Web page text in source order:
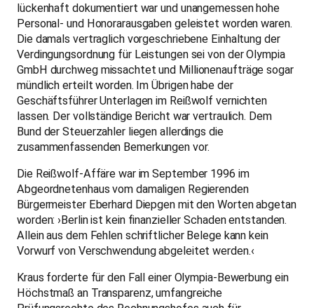
lückenhaft dokumentiert war und unangemessen hohe
Personal- und Honorarausgaben geleistet worden waren.
Die damals vertraglich vorgeschriebene Einhaltung der
Verdingungsordnung für Leistungen sei von der Olympia
GmbH durchweg missachtet und Millionenaufträge sogar
mündlich erteilt worden. Im Übrigen habe der
Geschäftsführer Unterlagen im Reißwolf vernichten
lassen. Der vollständige Bericht war vertraulich. Dem
Bund der Steuerzahler liegen allerdings die
zusammenfassenden Bemerkungen vor.
Die Reißwolf-Affäre war im September 1996 im
Abgeordnetenhaus vom damaligen Regierenden
Bürgermeister Eberhard Diepgen mit den Worten abgetan
worden: ›Berlin ist kein finanzieller Schaden entstanden.
Allein aus dem Fehlen schriftlicher Belege kann kein
Vorwurf von Verschwendung abgeleitet werden.‹
Kraus forderte für den Fall einer Olympia-Bewerbung ein
Höchstmaß an Transparenz, umfangreiche